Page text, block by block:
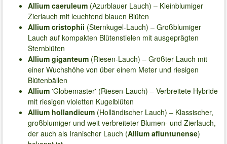
Allium caeruleum (Azurblauer Lauch) – Kleinblumiger
Zierlauch mit leuchtend blauen Blüten
Allium cristophii (Sternkugel-Lauch) – Großblumiger
Lauch auf kompakten Blütenstielen mit ausgeprägten
Sternblüten
Allium giganteum (Riesen-Lauch) – Größter Lauch mit
einer Wuchshöhe von über einem Meter und riesigen
Blütenbällen
Allium 'Globemaster' (Riesen-Lauch) – Verbreitete Hybride
mit riesigen violetten Kugelblüten
Allium hollandicum (Holländischer Lauch) – Klassischer,
großblumiger und weit verbreiteter Blumen- und Zierlauch,
der auch als Iranischer Lauch (Allium afluntunense)